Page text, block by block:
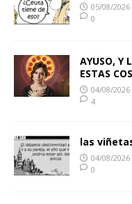
05/08/2026
0
AYUSO, Y
ESTAS
04/08/2026
4
las
04/08/2026
0